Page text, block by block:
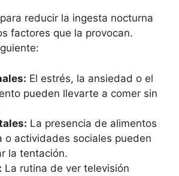
reducir la ingesta nocturna
factores que la provocan.
El estrés, la ansiedad o el
pueden llevarte a comer sin
La presencia de alimentos
o actividades sociales pueden
la tentación.
La rutina de ver televisión